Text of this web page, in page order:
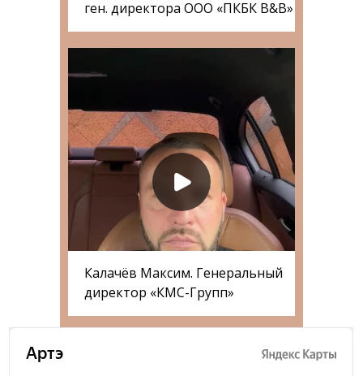
ген. директора ООО «ПКБК B&B»
Калачёв Максим. Генеральный
директор «КМС-Групп»